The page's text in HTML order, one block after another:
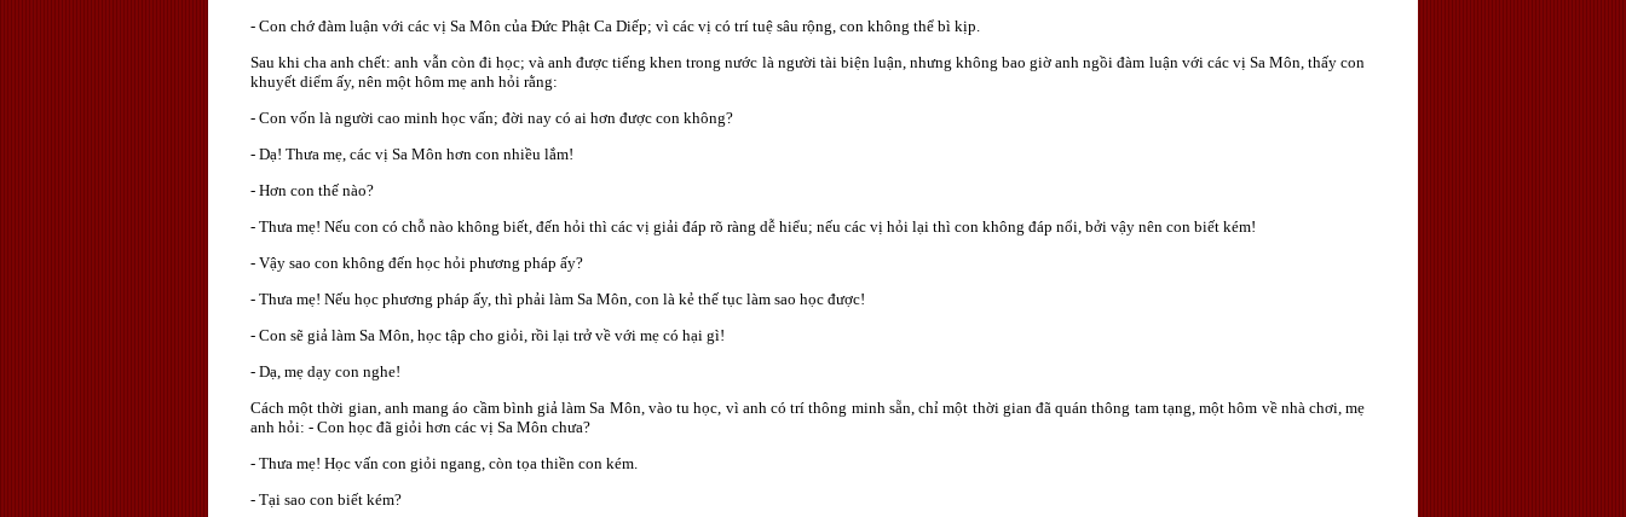
- Con chớ đàm luận với các vị Sa Môn của Ðức Phật Ca Diếp; vì các vị có trí tuệ sâu rộng, con không thể bì kịp.
Sau khi cha anh chết: anh vẫn còn đi học; và anh được tiếng khen trong nước là người tài biện luận, nhưng không bao giờ anh ngồi đàm luận với các vị Sa Môn, thấy con
khuyết diểm ấy, nên một hôm mẹ anh hỏi rằng:
- Con vốn là người cao minh học vấn; đời nay có ai hơn được con không?
- Dạ! Thưa mẹ, các vị Sa Môn hơn con nhiều lắm!
- Hơn con thế nào?
- Thưa mẹ! Nếu con có chỗ nào không biết, đến hỏi thì các vị giải đáp rõ ràng dễ hiểu; nếu các vị hỏi lại thì con không đáp nổi, bởi vậy nên con biết kém!
- Vậy sao con không đến học hỏi phương pháp ấy?
- Thưa mẹ! Nếu học phương pháp ấy, thì phải làm Sa Môn, con là kẻ thế tục làm sao học được!
- Con sẽ giả làm Sa Môn, học tập cho giỏi, rồi lại trở về với mẹ có hại gì!
- Dạ, mẹ dạy con nghe!
Cách một thời gian, anh mang áo cầm bình giả làm Sa Môn, vào tu học, vì anh có trí thông minh sẵn, chỉ một thời gian đã quán thông tam tạng, một hôm về nhà chơi, mẹ
anh hỏi: - Con học đã giỏi hơn các vị Sa Môn chưa?
- Thưa mẹ! Học vấn con giỏi ngang, còn tọa thiền con kém.
- Tại sao con biết kém?